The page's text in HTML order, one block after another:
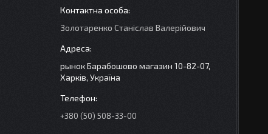
Золотаренко Станіслав Валерійович
рынок Барабошово магазин 10-82-07,
Харків, Україна
+380 (50) 508-33-00